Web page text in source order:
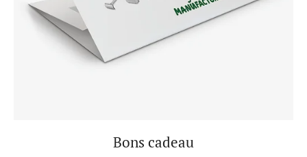
Bons cadeau